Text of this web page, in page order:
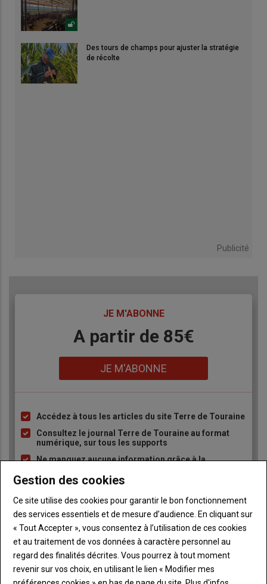
Des tours de champs pour ajuster la stratégie
de récolte
Publicité
JE M'ABONNE
A partir de 85€
JE M'ABONNE
Liste
à
puce
Accédez à tous les articles du site Terre de Touraine
Consultez le journal Terre de Touraine au format
numérique, sur tous les supports
Ne manquez aucune information grâce à la
Sous-
titre
Vous êtes abonné(e)
TITRE IDENTIFIEZ-VOUS
Gestion des cookies
Ce site utilise des cookies pour garantir le bon fonctionnement
des services essentiels et de mesure d’audience. En cliquant sur
« Tout Accepter », vous consentez à l’utilisation de ces cookies
et au traitement de vos données à caractère personnel au
regard des finalités décrites. Vous pourrez à tout moment
revenir sur vos choix, en utilisant le lien « Modifier mes